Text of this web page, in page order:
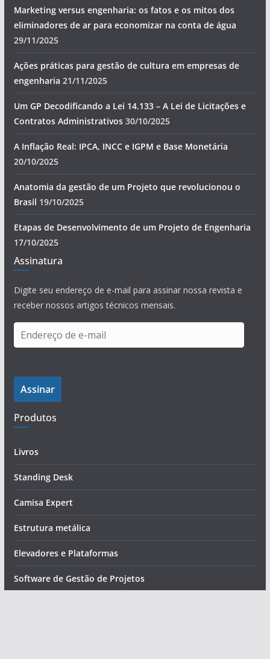
Marketing versus engenharia: os fatos e os mitos dos
eliminadores de ar para economizar na conta de água
29/11/2025
Ações práticas para gestão de cultura em empresas de
engenharia 21/11/2025
Um GP Decodificando a Lei 14.133 – A Lei de Licitações e
Contratos Administrativos 30/10/2025
A Inflação Real: IPCA, INCC e IGPM e Base Monetária
20/10/2025
Anatomia da gestão de um Projeto que revolucionou o
Brasil 19/10/2025
Etapas de Desenvolvimento de um Projeto de Engenharia
17/10/2025
Assinatura
Digite seu endereço de e-mail para assinar nossa revista e
receber nossos artigos técnicos mensais.
n
e
e
ç
d
e
a
l
Assinar
Produtos
Livros
Standing Desk
Camisa Expert
Estrutura metálica
Elevadores e Plataformas
Software de Gestão de Projetos